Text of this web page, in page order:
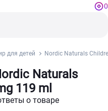
0
для детей Nordic Naturals
Naturals
119 ml
о товаре